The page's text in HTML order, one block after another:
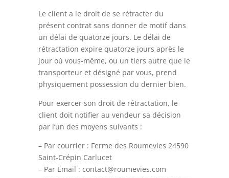
Le client a le droit de se rétracter du
présent contrat sans donner de motif dans
un délai de quatorze jours. Le délai de
rétractation expire quatorze jours après le
jour où vous-même, ou un tiers autre que le
transporteur et désigné par vous, prend
physiquement possession du dernier bien.
Pour exercer son droit de rétractation, le
client doit notifier au vendeur sa décision
par l’un des moyens suivants :
– Par courrier : Ferme des Roumevies 24590
Saint-Crépin Carlucet
– Par Email : contact@roumevies.com